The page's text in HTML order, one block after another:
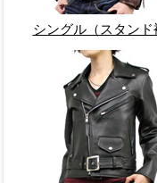
シングル（スタンド